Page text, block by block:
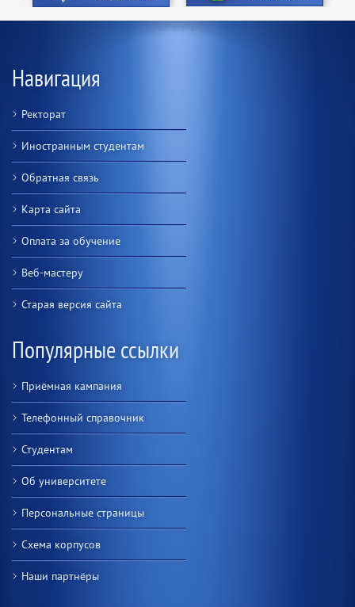
Навигация
Ректорат
Иностранным студентам
Обратная связь
Карта сайта
Оплата за обучение
Веб-мастеру
Старая версия сайта
Популярные ссылки
Приёмная кампания
Телефонный справочник
Студентам
Об университете
Персональные страницы
Схема корпусов
Наши партнёры